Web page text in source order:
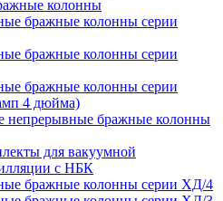
колонны
бражные колонны серии
бражные колонны серии
бражные колонны серии
4 дюйма)
непрерывные бражные колонны
для вакуумной
с НБК
бражные колонны серии ХД/4